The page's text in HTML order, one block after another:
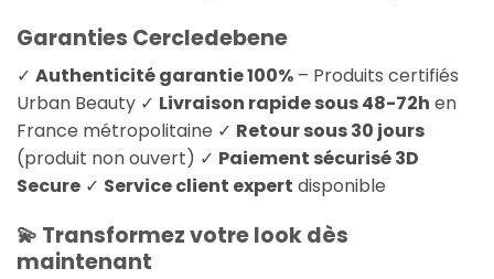
Garanties Cercledebene
✓ Authenticité garantie 100% – Produits certifiés
Urban Beauty ✓ Livraison rapide sous 48-72h en
France métropolitaine ✓ Retour sous 30 jours
(produit non ouvert) ✓ Paiement sécurisé 3D
Secure ✓ Service client expert disponible
💫 Transformez votre look dès
maintenant